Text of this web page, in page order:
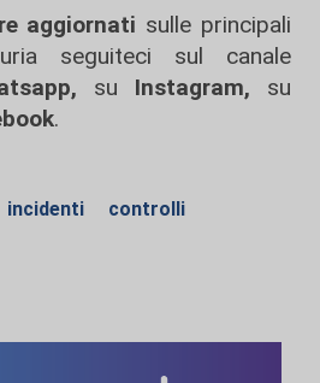
aggiornati sulle principali
seguiteci sul canale
su Instagram, su
.
incidenti controlli